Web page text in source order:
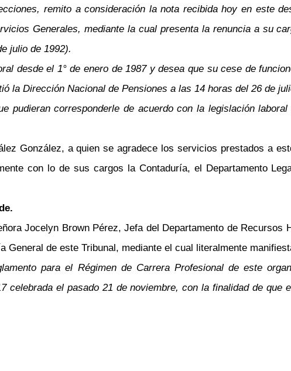
remito a consideración la nota recibida hoy en este
Generales, mediante la cual presenta la renuncia a su
julio de 1992).
desde el 1° de enero de 1987 y desea que su cese de
la Dirección Nacional de Pensiones a las 14 horas del 26 de
pudieran corresponderle de acuerdo con la legislación
González, a quien se agradece los servicios prestados a
con lo de sus cargos la Contaduría, el Departamento
Jocelyn Brown Pérez, Jefa del Departamento de Recursos
de este Tribunal, mediante el cual literalmente
para el Régimen de Carrera Profesional de este
celebrada el pasado 21 de noviembre, con la finalidad de